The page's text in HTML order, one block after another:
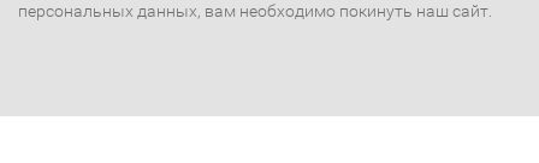
персональных данных, вам необходимо покинуть наш сайт.